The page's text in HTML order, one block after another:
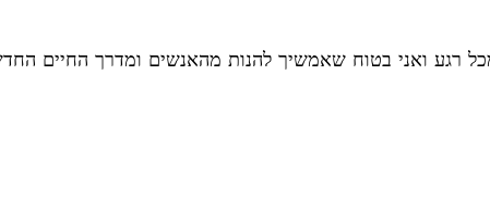
רגע ואני בטוח שאמשיך להנות מהאנשים ומדרך החיים